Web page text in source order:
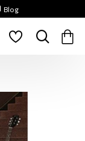
Blog